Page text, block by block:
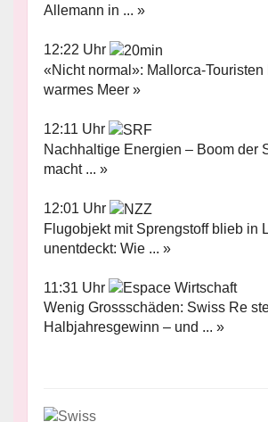
Allemann in ... »
12:22 Uhr
«Nicht normal»: Mallorca-
warmes Meer »
12:11 Uhr
Nachhaltige Energien – Boom der
macht ... »
12:01 Uhr
Flugobjekt mit Sprengstoff blieb in
unentdeckt: Wie ... »
11:31 Uhr
Wenig Grossschäden: Swiss Re
Halbjahresgewinn – und ... »